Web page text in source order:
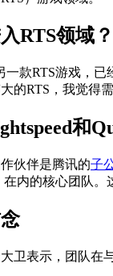
RTS领域？
一款RTS游戏，
的RTS，我觉得
和
伙伴是腾讯的子
在内的核心团队
卫表示，团队在